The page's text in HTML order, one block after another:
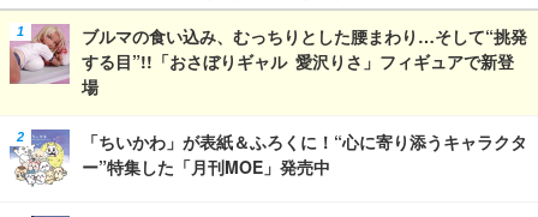
ブルマの食い込み、むっちりとした腰まわり…そして“挑発
する目”!!「おさぼりギャル 愛沢りさ」フィギュアで新登
場
「ちいかわ」が表紙＆ふろくに！“心に寄り添うキャラクタ
ー”特集した「月刊MOE」発売中